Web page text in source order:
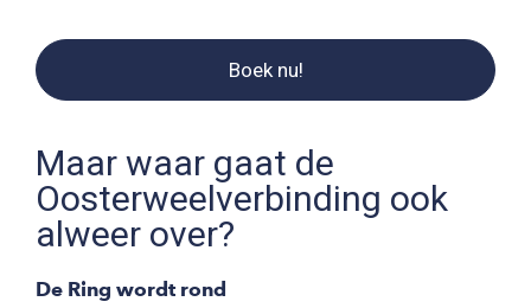
Boek nu!
Maar waar gaat de
Oosterweelverbinding ook
alweer over?
De Ring wordt rond